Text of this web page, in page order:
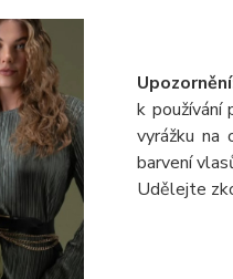
k používání
vyrážku na
barvení
Udělejte